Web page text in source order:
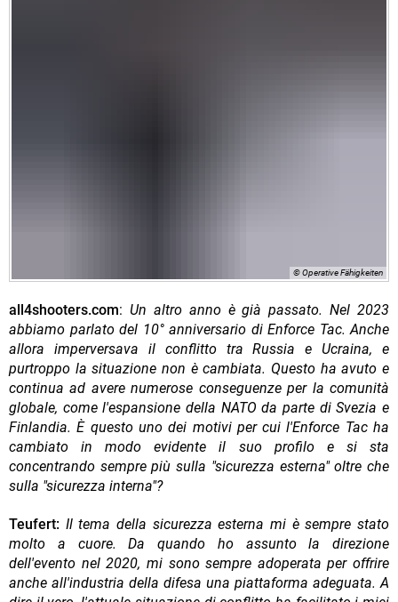
© Operative Fähigkeiten
all4shooters.com: Un altro anno è già passato. Nel 2023
abbiamo parlato del 10° anniversario di Enforce Tac. Anche
allora imperversava il conflitto tra Russia e Ucraina, e
purtroppo la situazione non è cambiata. Questo ha avuto e
continua ad avere numerose conseguenze per la comunità
globale, come l'espansione della NATO da parte di Svezia e
Finlandia. È questo uno dei motivi per cui l'Enforce Tac ha
cambiato in modo evidente il suo profilo e si sta
concentrando sempre più sulla "sicurezza esterna" oltre che
sulla "sicurezza interna"?
Teufert: Il tema della sicurezza esterna mi è sempre stato
molto a cuore. Da quando ho assunto la direzione
dell'evento nel 2020, mi sono sempre adoperata per offrire
anche all'industria della difesa una piattaforma adeguata. A